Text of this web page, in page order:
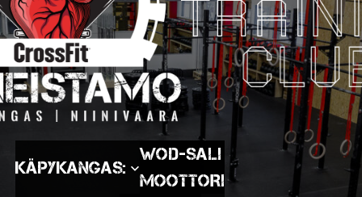
Käpykangas:
WOD-SALI
MOOTTORI